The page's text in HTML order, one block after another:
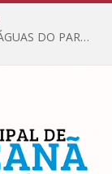
VEREADORES SE REUNÉM COM EMPRESA ÁGUAS DO PARÁ, PARA APRESENTAR REIVINDICAÇÕES E MELHORIAS NA QUALIDADE DOS SERVIÇOS OFERECIDOS Á POPULAÇÃO.